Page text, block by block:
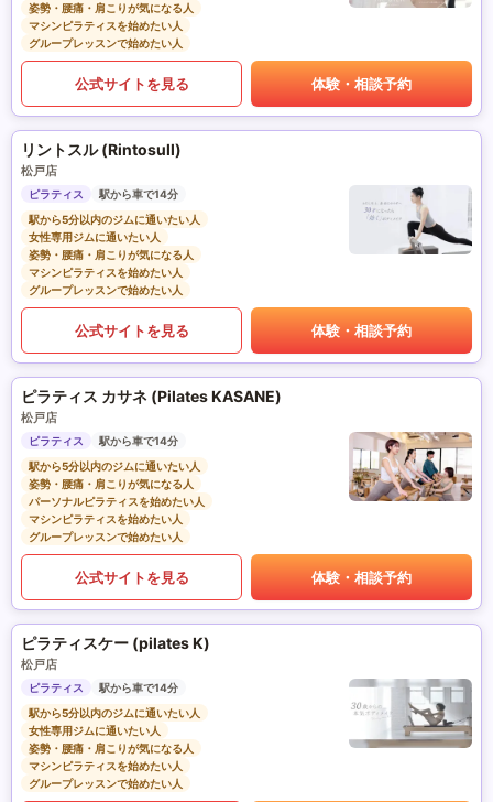
姿勢・腰痛・肩こりが気になる人
マシンピラティスを始めたい人
グループレッスンで始めたい人
公式サイトを見る 体験・相談予約
リントスル (Rintosull)
松戸店
ピラティス
駅から車で14分
駅から5分以内のジムに通いたい人
女性専用ジムに通いたい人
姿勢・腰痛・肩こりが気になる人
マシンピラティスを始めたい人
グループレッスンで始めたい人
公式サイトを見る 体験・相談予約
ピラティス カサネ (Pilates KASANE)
松戸店
ピラティス
駅から車で14分
駅から5分以内のジムに通いたい人
姿勢・腰痛・肩こりが気になる人
パーソナルピラティスを始めたい人
マシンピラティスを始めたい人
グループレッスンで始めたい人
公式サイトを見る 体験・相談予約
ピラティスケー (pilates K)
松戸店
ピラティス
駅から車で14分
駅から5分以内のジムに通いたい人
女性専用ジムに通いたい人
姿勢・腰痛・肩こりが気になる人
マシンピラティスを始めたい人
グループレッスンで始めたい人